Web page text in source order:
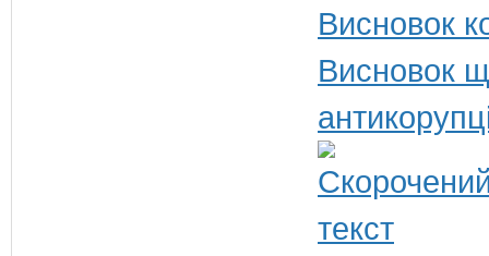
Висновок
Висновок